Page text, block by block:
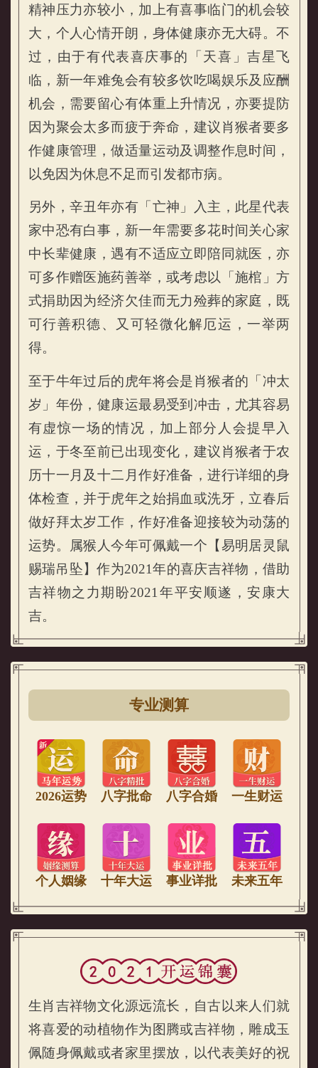
属猴的人2021年健康运势
精神压力亦较小，加上有喜事临门的机会较
大，个人心情开朗，身体健康亦无大碍。不
过，由于有代表喜庆事的「天喜」吉星飞
临，新一年难兔会有较多饮吃喝娱乐及应酬
机会，需要留心有体重上升情况，亦要提防
因为聚会太多而疲于奔命，建议肖猴者要多
作健康管理，做适量运动及调整作息时间，
以免因为休息不足而引发都市病。
另外，辛丑年亦有「亡神」入主，此星代表
家中恐有白事，新一年需要多花时间关心家
中长辈健康，遇有不适应立即陪同就医，亦
可多作赠医施药善举，或考虑以「施棺」方
式捐助因为经济欠佳而无力殓葬的家庭，既
可行善积德、又可轻微化解厄运，一举两
得。
至于牛年过后的虎年将会是肖猴者的「冲太
岁」年份，健康运最易受到冲击，尤其容易
有虚惊一场的情况，加上部分人会提早入
运，于冬至前已出现变化，建议肖猴者于农
历十一月及十二月作好准备，进行详细的身
体检查，并于虎年之始捐血或洗牙，立春后
做好拜太岁工作，作好准备迎接较为动荡的
运势。属猴人今年可佩戴一个【易明居灵鼠
赐瑞吊坠】作为2021年的喜庆吉祥物，借助
吉祥物之力期盼2021年平安顺遂，安康大
吉。
专业测算
2026运势 八字批命 八字合婚 一生财运
个人姻缘 十年大运 事业详批 未来五年
生肖吉祥物文化源远流长，自古以来人们就
将喜爱的动植物作为图腾或吉祥物，雕成玉
佩随身佩戴或者家里摆放，以代表美好的祝